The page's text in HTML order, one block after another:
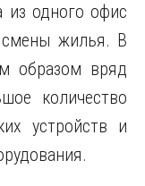
из одного офис
смены жилья. В
образом вряд
количество
устройств и